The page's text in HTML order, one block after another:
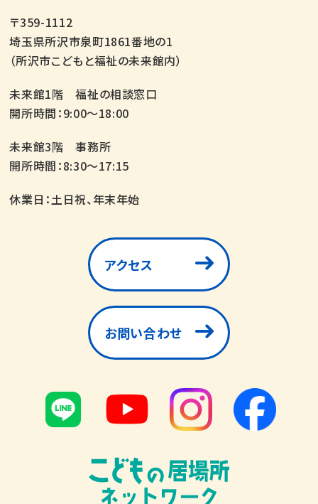
〒359-1112
埼玉県所沢市泉町1861番地の1
（所沢市こどもと福祉の未来館内）
未来館1階 福祉の相談窓口
開所時間：9:00～18:00
未来館3階 事務所
開所時間：8:30～17:15
休業日：土日祝、年末年始
アクセス
お問い合わせ